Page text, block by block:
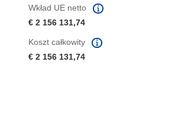
Wkład UE netto
€ 2 156 131,74
Koszt całkowity
€ 2 156 131,74